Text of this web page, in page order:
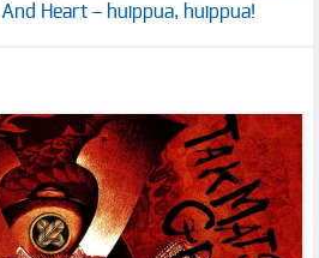
Heart – huippua, huippua!